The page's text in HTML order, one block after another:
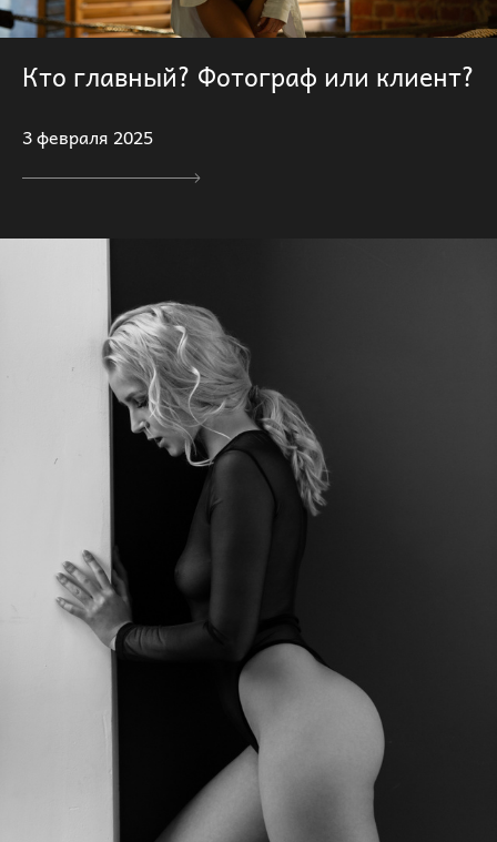
Кто главный? Фотограф или клиент?
3 февраля 2025